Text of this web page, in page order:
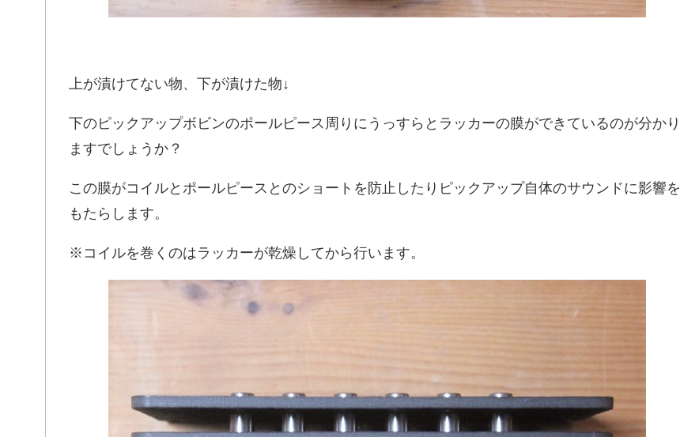
上が漬けてない物、下が漬けた物↓
下のピックアップボビンのポールピース周りにうっすらとラッカーの膜ができているのが分かり
ますでしょうか？
この膜がコイルとポールピースとのショートを防止したりピックアップ自体のサウンドに影響を
もたらします。
※コイルを巻くのはラッカーが乾燥してから行います。